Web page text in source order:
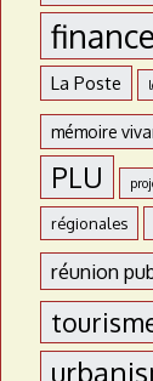
La Poste
mémoire
PLU
régionales
réunion